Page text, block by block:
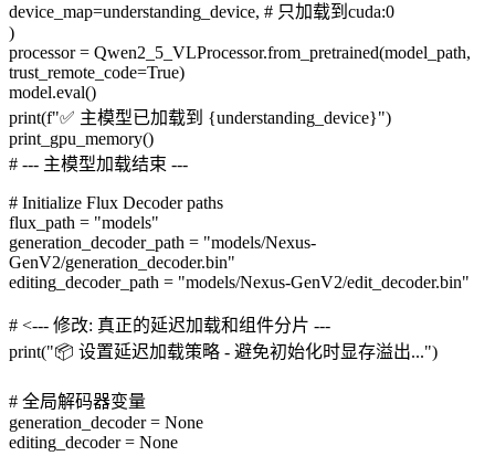
device_map=understanding_device, # 只加载到cuda:0
)
processor = Qwen2_5_VLProcessor.from_pretrained(model_path,
trust_remote_code=True)
model.eval()
print(f"✅ 主模型已加载到 {understanding_device}")
print_gpu_memory()
# --- 主模型加载结束 ---
# Initialize Flux Decoder paths
flux_path = "models"
generation_decoder_path = "models/Nexus-
GenV2/generation_decoder.bin"
editing_decoder_path = "models/Nexus-GenV2/edit_decoder.bin"
# <--- 修改: 真正的延迟加载和组件分片 ---
print("📦 设置延迟加载策略 - 避免初始化时显存溢出...")
# 全局解码器变量
generation_decoder = None
editing_decoder = None